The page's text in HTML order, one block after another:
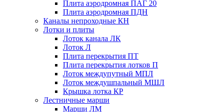
Плита аэродромная ПАГ 20
Плита аэродромная ПДН
Каналы непроходные КН
Лотки и плиты
Лоток канала ЛК
Лоток Л
Плита перекрытия ПТ
Плита перекрытия лотков П
Лоток междупутный МПЛ
Лоток междушпальный МШЛ
Крышка лотка КР
Лестничные марши
Марши ЛМ